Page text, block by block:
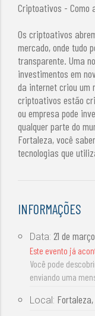
Criptoativos - Como
Os criptoativos
mercado, onde tudo
transparente. Uma
investimentos em
da internet criou um
criptoativos estão
ou empresa pode
qualquer parte do
Fortaleza, você
tecnologias que
INFORMAÇÕES
Data:21 de
Este evento já
Você pode
enviando uma
Local: Fortaleza,